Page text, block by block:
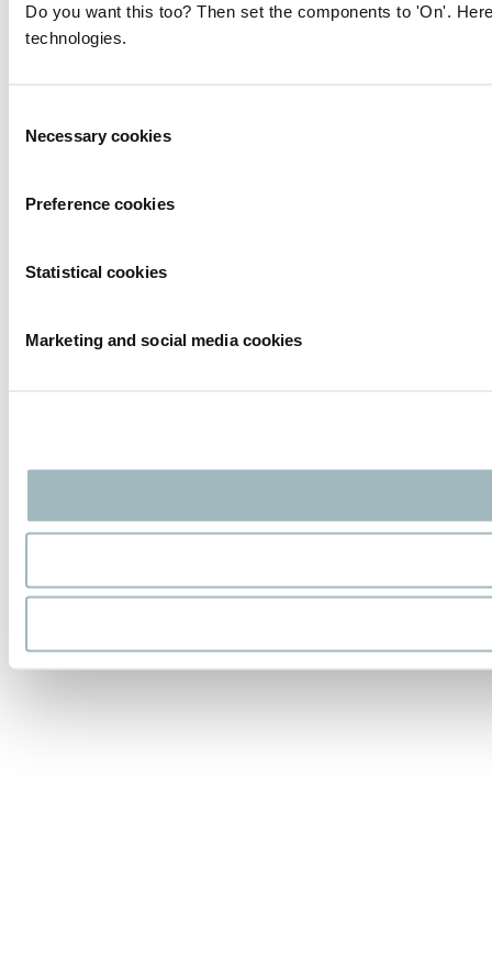
Do you want this too? Then set the components to 'On'.
technologies.
Selection
Necessary cookies
Preference cookies
Statistical cookies
Marketing and social media cookies